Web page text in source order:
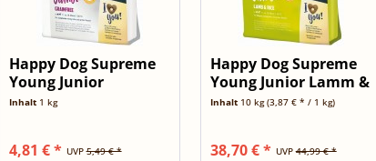
Happy Dog Supreme
Young Junior
Grainfree 1kg
Inhalt 1 kg
UVP5,49 € *
4,81 € *
Happy Dog Supreme
Young Junior Lamm &
Reis 10kg
Inhalt 10 kg(3,87 € * / 1 kg)
UVP44,99 € *
38,70 € *